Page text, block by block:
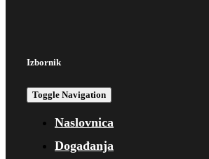
Izbornik
Toggle Navigation
Naslovnica
Događanja